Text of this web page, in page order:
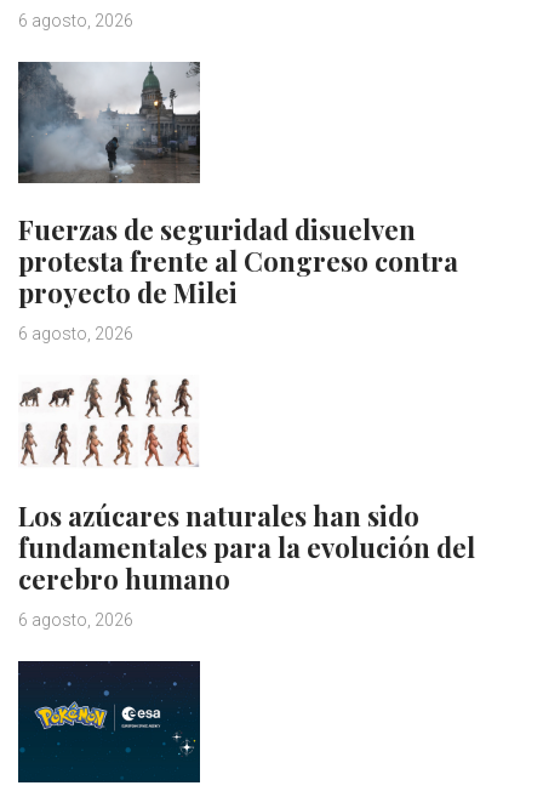
6 agosto, 2026
Fuerzas de seguridad disuelven
protesta frente al Congreso contra
proyecto de Milei
6 agosto, 2026
Los azúcares naturales han sido
fundamentales para la evolución del
cerebro humano
6 agosto, 2026